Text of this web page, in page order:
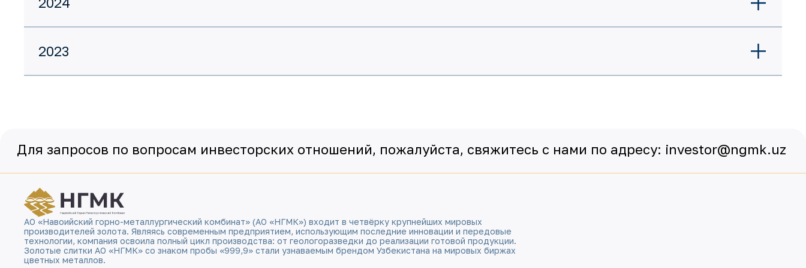
2023
Для запросов по вопросам инвесторских отношений, пожалуйста, свяжитесь с нами по адресу: investor@ngmk.uz
АО «Навоийский горно-металлургический комбинат» (АО «НГМК») входит в четвёрку крупнейших мировых
производителей золота. Являясь современным предприятием, использующим последние инновации и передовые
технологии, компания освоила полный цикл производства: от геологоразведки до реализации готовой продукции.
Золотые слитки АО «НГМК» со знаком пробы «999,9» стали узнаваемым брендом Узбекистана на мировых биржах
цветных металлов.